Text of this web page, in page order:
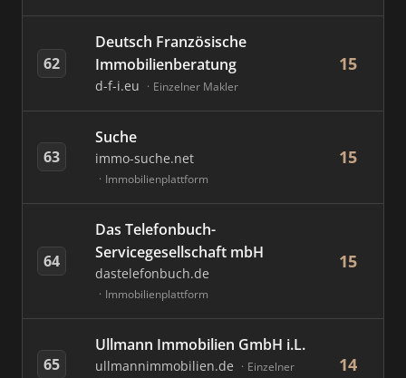
62
Deutsch Französische
Immobilienberatung
d-f-i.eu Einzelner Makler
15
63
Suche
immo-suche.net
Immobilienplattform
15
64
Das Telefonbuch-
Servicegesellschaft mbH
dastelefonbuch.de
Immobilienplattform
15
65
Ullmann Immobilien GmbH i.L.
ullmannimmobilien.de
Einzelner
14